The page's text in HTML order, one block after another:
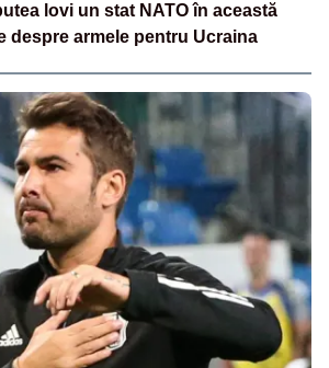
lovi un stat NATO în această
despre armele pentru Ucraina